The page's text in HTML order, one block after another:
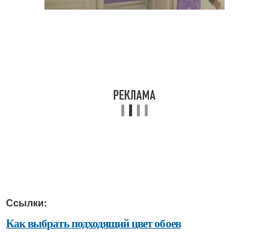
Ссылки:
Как выбрать подходящий цвет обоев